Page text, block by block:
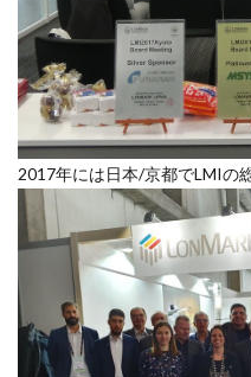
2017年には日本/京都でLMIの